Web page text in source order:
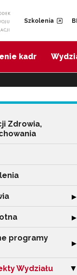
Szkolenia
kadr
Zdrowia,
▶
▶
programy
▶
Wydziału ▶